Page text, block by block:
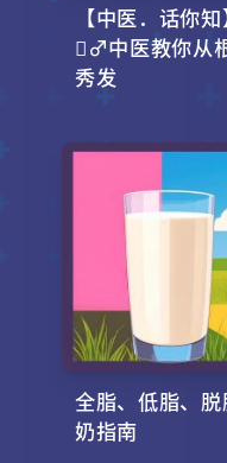
【中医．话你
‍♂️中医教你从
秀发
全脂、低脂、
奶指南